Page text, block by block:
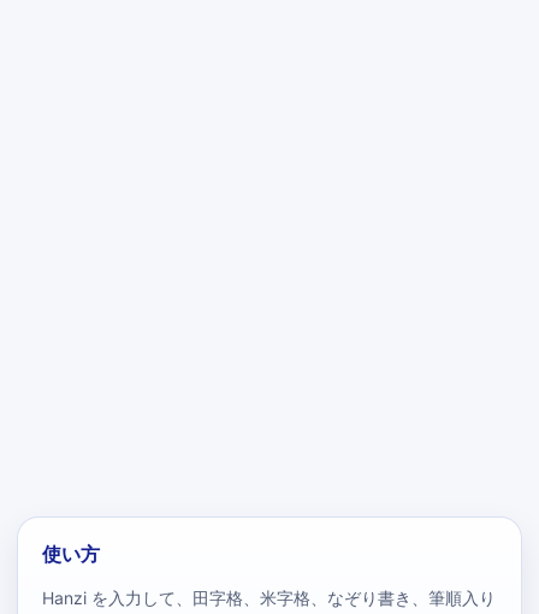
使い方
Hanzi を入力して、田字格、米字格、なぞり書き、筆順入り